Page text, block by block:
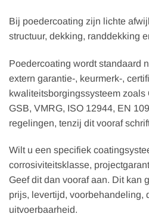
Bij poedercoating zijn lichte
structuur, dekking, randdekking
Poedercoating wordt standaard
extern garantie-, keurmerk-,
kwaliteitsborgingssysteem zoals
GSB, VMRG, ISO 12944, EN
regelingen, tenzij dit vooraf
Wilt u een specifiek
corrosiviteitsklasse,
Geef dit dan vooraf aan. Dit kan
prijs, levertijd, voorbehandeling,
uitvoerbaarheid.